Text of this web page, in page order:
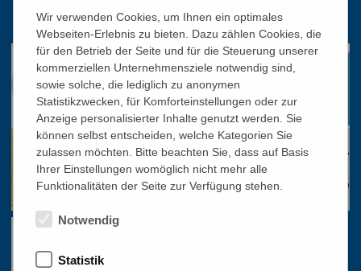
office@bildungswerk.at
Wir verwenden Cookies, um Ihnen ein optimales
Webseiten-Erlebnis zu bieten. Dazu zählen Cookies, die
für den Betrieb der Seite und für die Steuerung unserer
kommerziellen Unternehmensziele notwendig sind,
sowie solche, die lediglich zu anonymen
Statistikzwecken, für Komforteinstellungen oder zur
Anzeige personalisierter Inhalte genutzt werden. Sie
können selbst entscheiden, welche Kategorien Sie
zulassen möchten. Bitte beachten Sie, dass auf Basis
Ihrer Einstellungen womöglich nicht mehr alle
Funktionalitäten der Seite zur Verfügung stehen.
Notwendig
Statistik